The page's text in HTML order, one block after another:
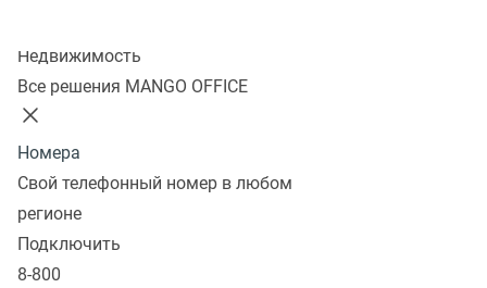
Недвижимость
Все решения MANGO OFFICE
Номера
Свой телефонный номер в любом
регионе
Подключить
8-800
и обслуживание сложных CRM-систем могут
Сделки MANGO OFFICE – простой способ навести